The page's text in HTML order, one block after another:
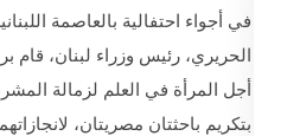
في أجواء احتفالية بالعاصمة
الحريري، رئيس وزراء لبنان، قام
أجل المرأة في العلم لزمالة
بتكريم باحثتان مصريتان،